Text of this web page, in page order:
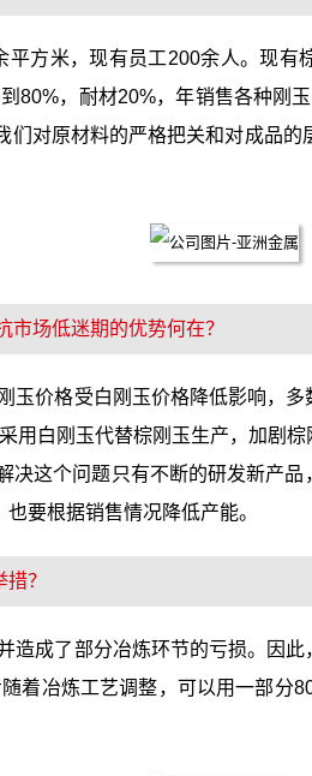
方米，现有员工200余人。现有
80%，耐材20%，年销售各种刚
对原材料的严格把关和对成品
场低迷期的优势何在？
价格受白刚玉价格降低影响，多
用白刚玉代替棕刚玉生产，加剧
这个问题只有不断的研发新产
要根据销售情况降低产能。
？
成了部分冶炼环节的亏损。因
着冶炼工艺调整，可以用一部分